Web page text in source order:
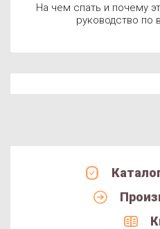
На чем спать и почему
руководство по